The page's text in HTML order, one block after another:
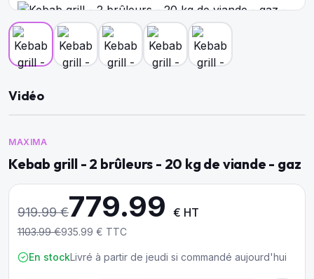
Vidéo
MAXIMA
Kebab grill - 2 brûleurs - 20 kg de viande - gaz
919.99€779.99 € HT
1103.99€935.99 € TTC
En stockLivré à partir de jeudi si commandé aujourd'hui